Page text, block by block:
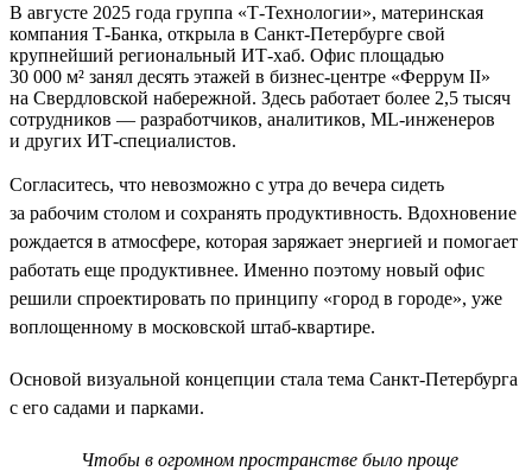
В августе 2025 года группа «Т-Технологии», материнская
компания Т-Банка, открыла в Санкт-Петербурге свой
крупнейший региональный ИТ-хаб. Офис площадью
30 000 м² занял десять этажей в бизнес-центре «Феррум II»
на Свердловской набережной. Здесь работает более 2,5 тысяч
сотрудников — разработчиков, аналитиков, ML-инженеров
и других ИТ-специалистов.
Согласитесь, что невозможно с утра до вечера сидеть
за рабочим столом и сохранять продуктивность. Вдохновение
рождается в атмосфере, которая заряжает энергией и помогает
работать еще продуктивнее. Именно поэтому новый офис
решили спроектировать по принципу «город в городе», уже
воплощенному в московской штаб-квартире.
Основой визуальной концепции стала тема Санкт-Петербурга
с его садами и парками.
Чтобы в огромном пространстве было проще